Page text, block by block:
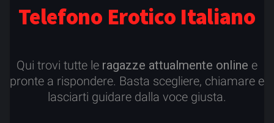
Telefono Erotico Italiano
Qui trovi tutte le ragazze attualmente online e
pronte a rispondere. Basta scegliere, chiamare e
lasciarti guidare dalla voce giusta.